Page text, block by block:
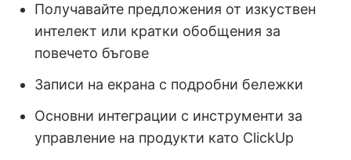
Получавайте предложения от изкуствен
интелект или кратки обобщения за
повечето бъгове
Записи на екрана с подробни бележки
Основни интеграции с инструменти за
управление на продукти като ClickUp